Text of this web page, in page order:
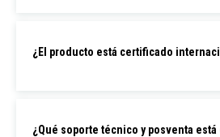
¿El producto está certificado
¿Qué soporte técnico y posventa